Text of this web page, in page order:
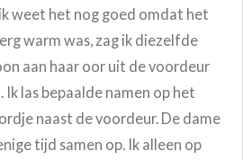
weet het nog goed omdat het
warm was, zag ik diezelfde
aan haar oor uit de voordeur
las bepaalde namen op het
naast de voordeur. De dame
tijd samen op. Ik alleen op